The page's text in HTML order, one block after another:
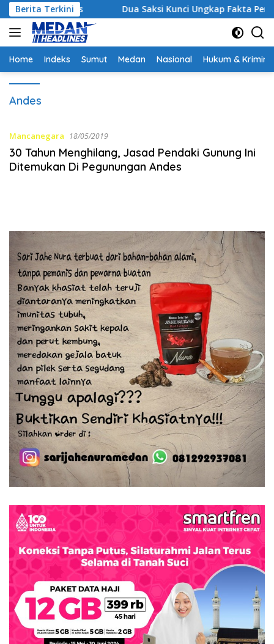
Langsung
ke
konten
Berita Terkini
Strategis Dua Saksi Kunci Ungkap Fakta Persidangan
Home Indeks Sumut Medan Nasional Hukum &
Andes
Mancanegara 18/05/2019
30 Tahun Menghilang, Jasad Pendaki Gunung Ini
Ditemukan Di Pegunungan Andes